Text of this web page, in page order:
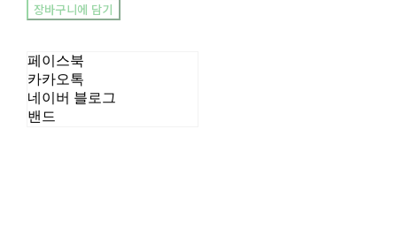
장바구니에 담기
페이스북
카카오톡
네이버 블로그
밴드